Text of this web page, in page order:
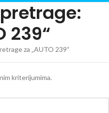
239“
za „AUTO 239“
kriterijumima.